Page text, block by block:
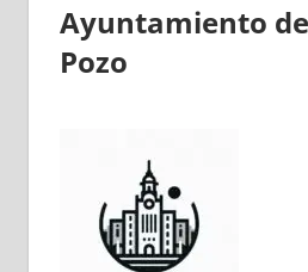
Ayuntamiento
Pozo